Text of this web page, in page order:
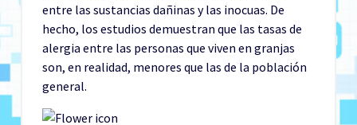
entre las sustancias dañinas y las inocuas. De
hecho, los estudios demuestran que las tasas de
alergia entre las personas que viven en granjas
son, en realidad, menores que las de la población
general.